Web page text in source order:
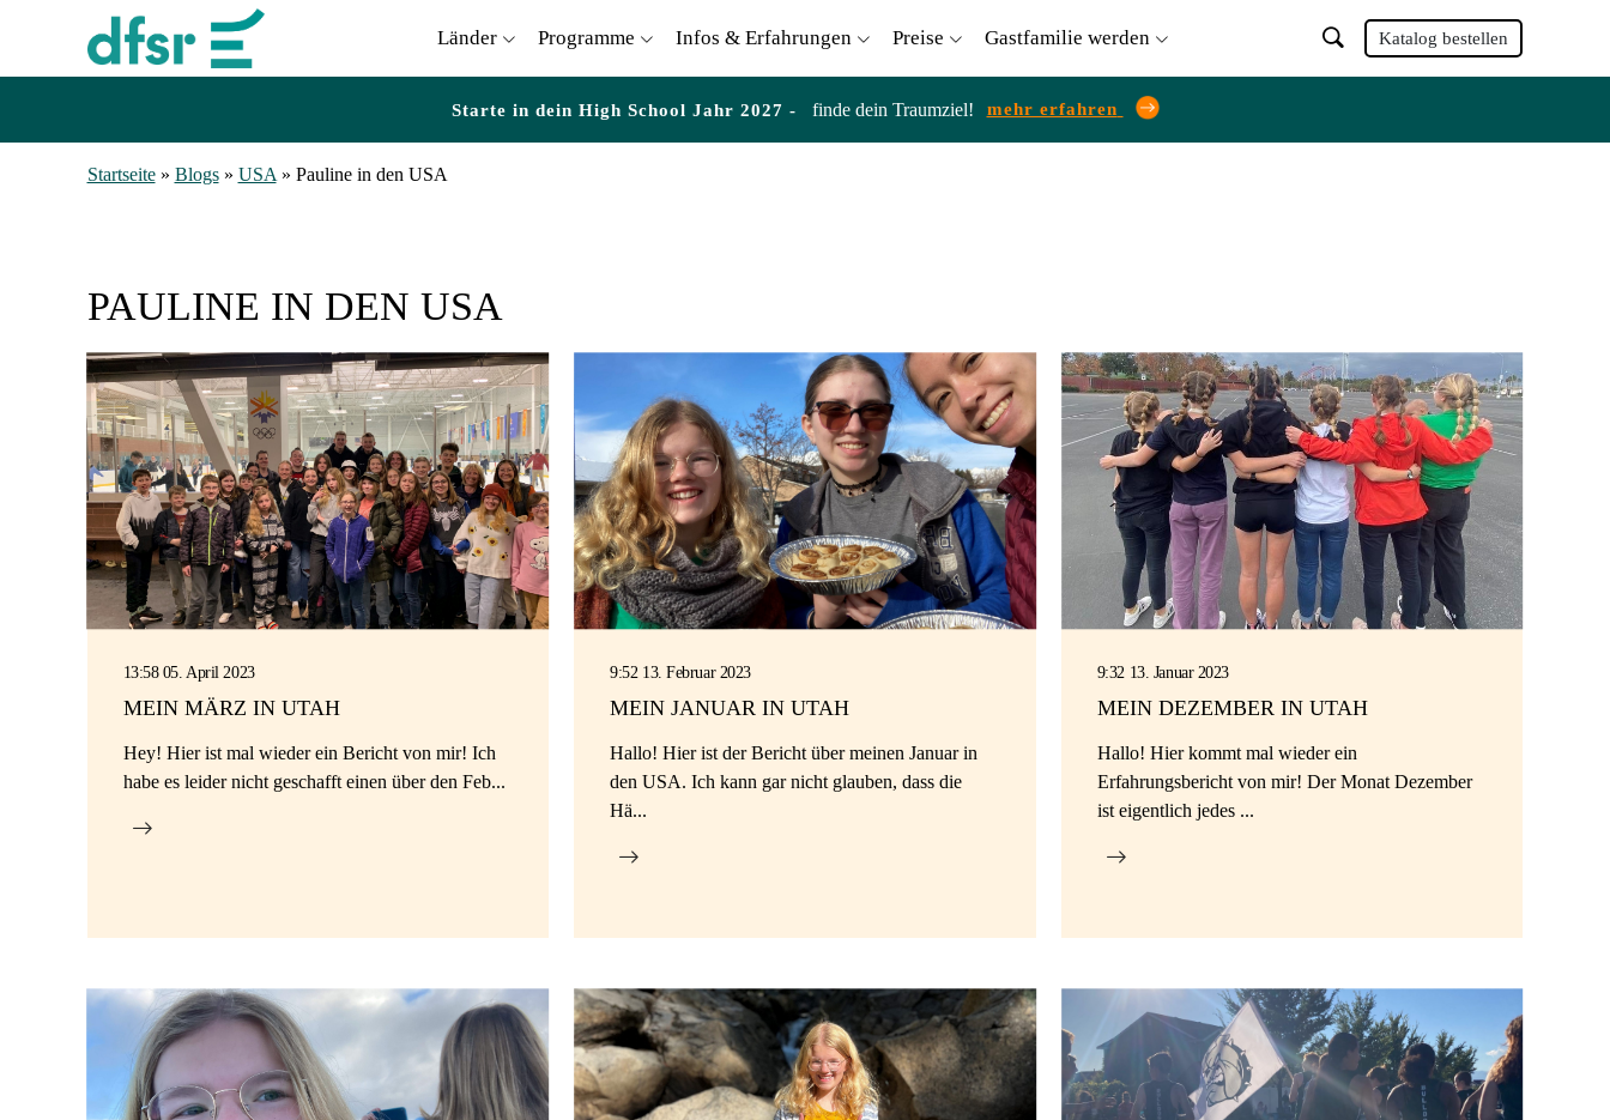
Länder Programme Infos & Erfahrungen Preise Gastfamilie werden Katalog bestellen
Starte in dein High School Jahr 2027 - finde dein Traumziel! mehr erfahren
Startseite» Blogs» USA » Pauline in den USA
PAULINE IN DEN USA
13:58 05. April 2023
MEIN MÄRZ IN UTAH
Hey! Hier ist mal wieder ein Bericht von mir! Ich
habe es leider nicht geschafft einen über den Feb...
9:52 13. Februar 2023
MEIN JANUAR IN UTAH
Hallo! Hier ist der Bericht über meinen Januar in
den USA. Ich kann gar nicht glauben, dass die
Hä...
9:32 13. Januar 2023
MEIN DEZEMBER IN UTAH
Hallo! Hier kommt mal wieder ein
Erfahrungsbericht von mir! Der Monat Dezember
ist eigentlich jedes ...